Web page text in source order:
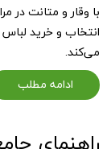
با وقار و متانت در
انتخاب و خرید
می‌کند.
ادامه مطلب